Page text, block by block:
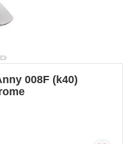
008F (k40)